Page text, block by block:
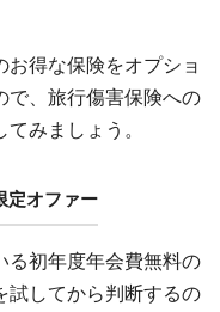
お得な保険をオプショ
で、旅行傷害保険への
みましょう。
定オファー
る初年度年会費無料の
試してから判断するの